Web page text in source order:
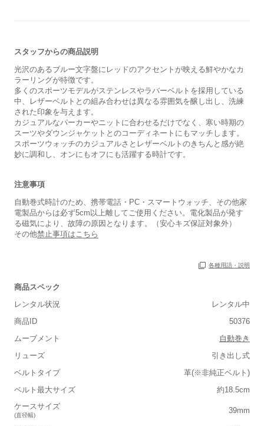
スタッフからの商品説明
光沢のあるブルー文字盤にレッドのアクセントが映える鮮やかなカ
ラーリングが特徴です。
多くのスポーツモデルがステンレスやラバーベルトを採用している
中、レザーベルトとの組み合わせは異なる雰囲気を醸し出し、洗練
された印象を与えます。
カジュアルなパーカーやニットに合わせるだけでなく、寒い時期の
スーツやダウンジャケットとのコーディネートにもマッチします。
スポーツウォッチのカジュアルさとレザーベルトのきちんと感が絶
妙に調和し、オンにもオフにも活躍する時計です。
注意事項
自動巻式時計のため、携帯電話・PC・スマートウォッチ、その他家
電製品からは必ず5cm以上離してご使用ください。電化製品が発す
る磁気により、故障の原因となります。（安心キズ保証対象外）
その他禁止事項はこちら
各種用語・説明
商品スペック
レンタル状況
レンタル中
商品ID
50376
ムーブメント
自動巻き
リューズ
引き出し式
ベルトタイプ
革(※非純正ベルト)
ベルト最大サイズ
約18.5cm
ケースサイズ
(直径幅)
39mm
■重さ(ベルト込み)
■ケースの大きさ